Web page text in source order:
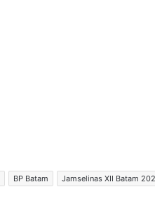
BP Batam Jamselinas XII Batam